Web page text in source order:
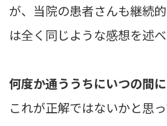
が、当院の患者さんも継続
は全く同じような感想を述べ
何度か通ううちにいつの間
これが正解ではないかと思っ